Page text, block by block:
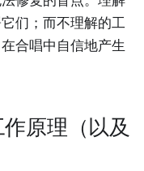
们；而不理解的工
合唱中自信地产生
原理（以及